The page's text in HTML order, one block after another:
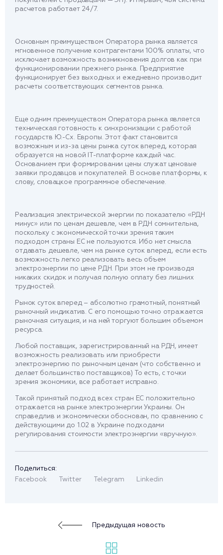
расчетов работает 24/7.
Основным преимуществом Оператора рынка является
мгновенное получение контрагентами 100% оплаты, что
исключает возможность возникновения долгов как при
функционировании прежнего рынка. Предприятие
функционирует без выходных и ежедневно производит
расчеты соответствующих сегментов рынка.
Еще одним преимуществом Оператора рынка является
техническая готовность к синхронизации с работой
государств Ю.-Сх. Европы. Этот факт становится
возможным и из-за цены рынка суток вперед, которая
образуется на новой IT-платформе каждый час.
Основанием при формировании цены служат ценовые
заявки продавцов и покупателей. В основе платформы, к
слову, словацкое программное обеспечение.
Реализация электрической энергии по показателю «РДН
минус» или по ценам дешевле, чем в РДН сомнительна,
поскольку с экономической точки зрения таким
подходом страны ЕС не пользуются. Ибо нет смысла
отдавать дешевле, чем на рынке суток вперед, если есть
возможность легко реализовать весь объем
электроэнергии по цене РДН. При этом не производя
никаких скидок и получая полную оплату без лишних
трудностей.
Рынок суток вперед – абсолютно грамотный, понятный
рыночный индикатив. С его помощью точно отражается
рыночная ситуация, и на ней торгуют большим объемом
ресурса.
Любой поставщик, зарегистрированный на РДН, имеет
возможность реализовать или приобрести
электроэнергию по рыночным ценам (что собственно и
делает большинство поставщиков) То есть, с точки
зрения экономики, все работает исправно.
Такой принятый подход всех стран ЕС положительно
отражается на рынке электроэнергии Украины. Он
справедлив и экономически обоснован, по сравнению с
действующими до 1.02 в Украине подходами
регулирования стоимости электроэнергии «вручную».
Поделиться:
Facebook
Twitter Telegram Linkedin
Предыдущая новость